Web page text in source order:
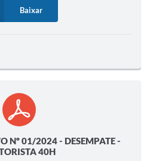
Baixar
Nº 01/2024 - DESEMPATE -
40H